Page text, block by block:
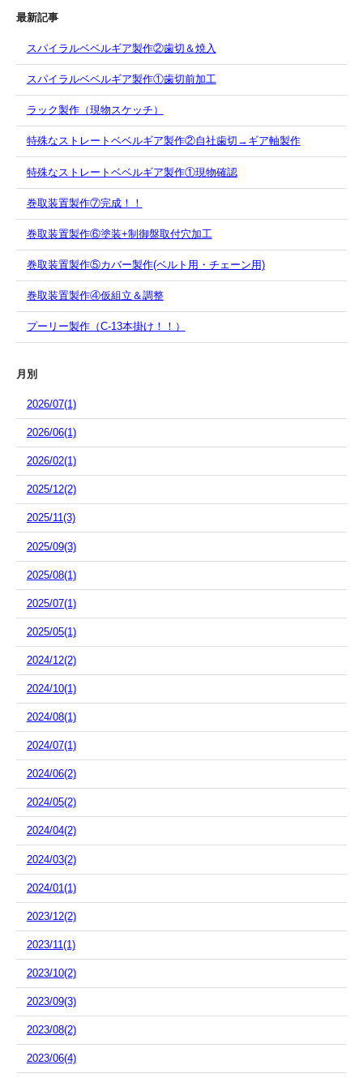
最新記事
スパイラルベベルギア製作②歯切＆焼入
スパイラルベベルギア製作①歯切前加工
ラック製作（現物スケッチ）
特殊なストレートベベルギア製作②自社歯切→ギア軸製作
特殊なストレートベベルギア製作①現物確認
巻取装置製作⑦完成！！
巻取装置製作⑥塗装+制御盤取付穴加工
巻取装置製作⑤カバー製作(ベルト用・チェーン用)
巻取装置製作④仮組立＆調整
プーリー製作（C-13本掛け！！）
月別
2026/07(1)
2026/06(1)
2026/02(1)
2025/12(2)
2025/11(3)
2025/09(3)
2025/08(1)
2025/07(1)
2025/05(1)
2024/12(2)
2024/10(1)
2024/08(1)
2024/07(1)
2024/06(2)
2024/05(2)
2024/04(2)
2024/03(2)
2024/01(1)
2023/12(2)
2023/11(1)
2023/10(2)
2023/09(3)
2023/08(2)
2023/06(4)